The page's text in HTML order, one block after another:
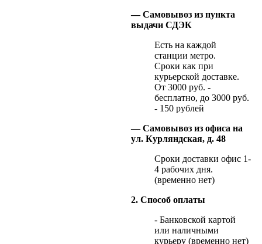
— Самовывоз из пункта
выдачи СДЭК
Есть на каждой
станции метро.
Сроки как при
курьерской доставке.
От 3000 руб. -
бесплатно, до 3000 руб.
- 150 рублей
— Самовывоз из офиса на
ул. Курляндская, д. 48
Сроки доставки офис 1-
4 рабочих дня.
(временно нет)
2. Способ оплаты
- Банковской картой
или наличными
курьеру (временно нет)